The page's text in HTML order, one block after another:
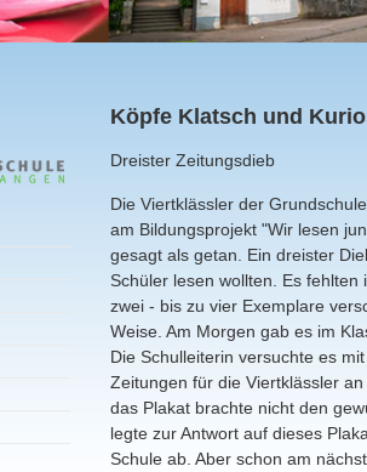
Köpfe Klatsch und
Dreister Zeitungsdieb
Die Viertklässler der
am Bildungsprojekt "Wir lesen
gesagt als getan. Ein dreister
Schüler lesen wollten. Es
zwei - bis zu vier Exemplare
Weise. Am Morgen gab es im
Die Schulleiterin versuchte es
Zeitungen für die Viertklässler
das Plakat brachte nicht den
legte zur Antwort auf dieses
Schule ab. Aber schon am